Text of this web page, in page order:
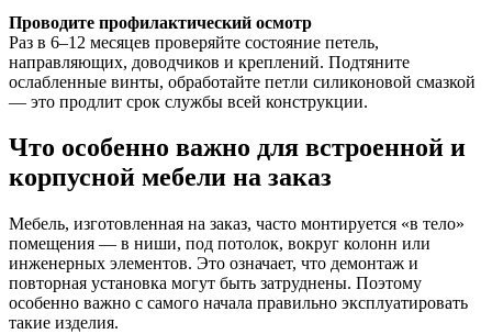
Проводите профилактический осмотр
Раз в 6–12 месяцев проверяйте состояние петель,
направляющих, доводчиков и креплений. Подтяните
ослабленные винты, обработайте петли силиконовой смазкой
— это продлит срок службы всей конструкции.
Что особенно важно для встроенной и
корпусной мебели на заказ
Мебель, изготовленная на заказ, часто монтируется «в тело»
помещения — в ниши, под потолок, вокруг колонн или
инженерных элементов. Это означает, что демонтаж и
повторная установка могут быть затруднены. Поэтому
особенно важно с самого начала правильно эксплуатировать
такие изделия.